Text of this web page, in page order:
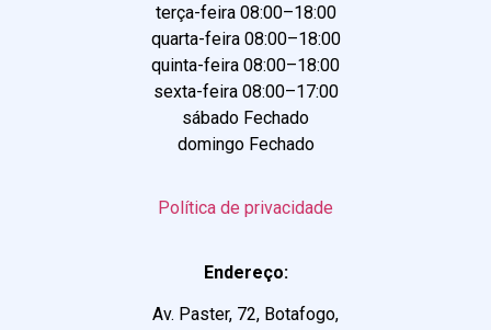
terça-feira 08:00–18:00
quarta-feira 08:00–18:00
quinta-feira 08:00–18:00
sexta-feira 08:00–17:00
sábado Fechado
domingo Fechado
Política de privacidade
Endereço:
Av. Paster, 72, Botafogo,